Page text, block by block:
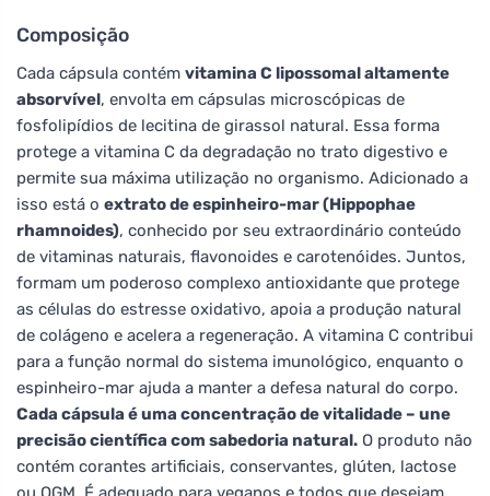
Composição
Cada cápsula contém vitamina C lipossomal altamente
absorvível, envolta em cápsulas microscópicas de
fosfolipídios de lecitina de girassol natural. Essa forma
protege a vitamina C da degradação no trato digestivo e
permite sua máxima utilização no organismo. Adicionado a
isso está o extrato de espinheiro-mar (Hippophae
rhamnoides), conhecido por seu extraordinário conteúdo
de vitaminas naturais, flavonoides e carotenóides. Juntos,
formam um poderoso complexo antioxidante que protege
as células do estresse oxidativo, apoia a produção natural
de colágeno e acelera a regeneração. A vitamina C contribui
para a função normal do sistema imunológico, enquanto o
espinheiro-mar ajuda a manter a defesa natural do corpo.
Cada cápsula é uma concentração de vitalidade – une
precisão científica com sabedoria natural. O produto não
contém corantes artificiais, conservantes, glúten, lactose